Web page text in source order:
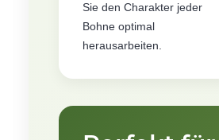
Sie den Charakter jeder
Bohne optimal
herausarbeiten.